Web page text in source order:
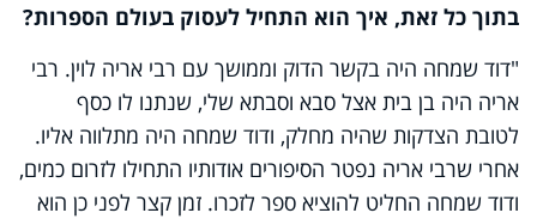
בתוך כל זאת, איך הוא התחיל לעסוק בעולם הספרות?
"דוד שמחה היה בקשר הדוק וממושך עם רבי אריה לוין. רבי
אריה היה בן בית אצל סבא וסבתא שלי, שנתנו לו כסף
לטובת הצדקות שהיה מחלק, ודוד שמחה היה מתלווה אליו.
אחרי שרבי אריה נפטר הסיפורים אודותיו התחילו לזרום כמים,
ודוד שמחה החליט להוציא ספר לזכרו. זמן קצר לפני כן הוא